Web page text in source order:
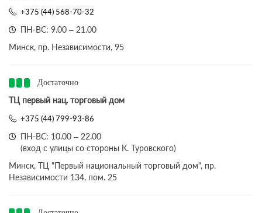
+375 (44) 568-70-32
ПН-ВС: 9.00 – 21.00
Минск, пр. Независимости, 95
Достаточно
ТЦ первый нац. торговый дом
+375 (44) 799-93-86
ПН-ВС: 10.00 – 22.00
(вход с улицы со стороны К. Туровского)
Минск, ТЦ "Первый национальный торговый дом", пр.
Независимости 134, пом. 25